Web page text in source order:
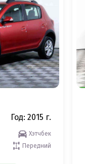
Год: 2015 г.
Хэтчбек
Передний